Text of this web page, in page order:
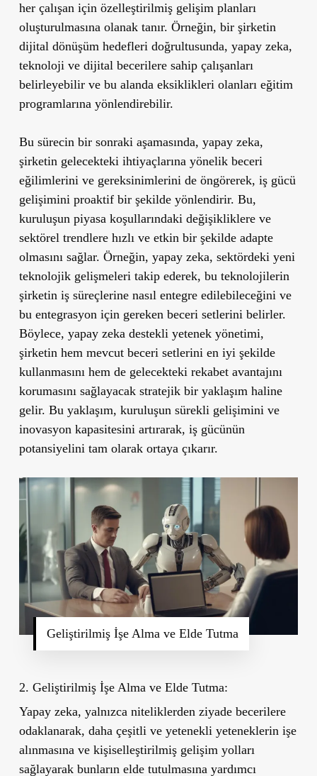
her çalışan için özelleştirilmiş gelişim planları
oluşturulmasına olanak tanır. Örneğin, bir şirketin
dijital dönüşüm hedefleri doğrultusunda, yapay zeka,
teknoloji ve dijital becerilere sahip çalışanları
belirleyebilir ve bu alanda eksiklikleri olanları eğitim
programlarına yönlendirebilir.
Bu sürecin bir sonraki aşamasında, yapay zeka,
şirketin gelecekteki ihtiyaçlarına yönelik beceri
eğilimlerini ve gereksinimlerini de öngörerek, iş gücü
gelişimini proaktif bir şekilde yönlendirir. Bu,
kuruluşun piyasa koşullarındaki değişikliklere ve
sektörel trendlere hızlı ve etkin bir şekilde adapte
olmasını sağlar. Örneğin, yapay zeka, sektördeki yeni
teknolojik gelişmeleri takip ederek, bu teknolojilerin
şirketin iş süreçlerine nasıl entegre edilebileceğini ve
bu entegrasyon için gereken beceri setlerini belirler.
Böylece, yapay zeka destekli yetenek yönetimi,
şirketin hem mevcut beceri setlerini en iyi şekilde
kullanmasını hem de gelecekteki rekabet avantajını
korumasını sağlayacak stratejik bir yaklaşım haline
gelir. Bu yaklaşım, kuruluşun sürekli gelişimini ve
inovasyon kapasitesini artırarak, iş gücünün
potansiyelini tam olarak ortaya çıkarır.
Geliştirilmiş İşe Alma ve Elde Tutma
2. Geliştirilmiş İşe Alma ve Elde Tutma:
Yapay zeka, yalnızca niteliklerden ziyade becerilere
odaklanarak, daha çeşitli ve yetenekli yeteneklerin işe
alınmasına ve kişiselleştirilmiş gelişim yolları
sağlayarak bunların elde tutulmasına yardımcı